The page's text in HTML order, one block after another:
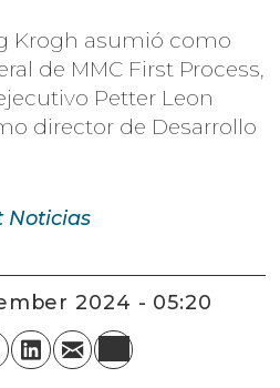
Krogh asumió como
de MMC First Process,
Petter Leon
director de Desarrollo
Noticias
2024 - 05:20